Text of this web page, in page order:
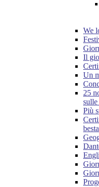
We
Il
Un
25
Più